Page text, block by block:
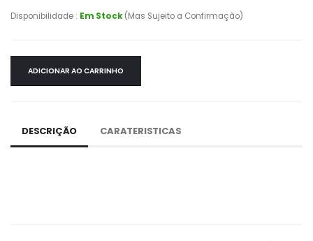
Disponibilidade : Em Stock(Mas Sujeito a Confirmação)
ADICIONAR AO CARRINHO
DESCRIÇÃO CARATERISTICAS